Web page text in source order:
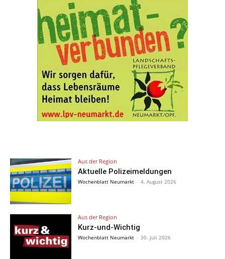
Aus der Region
Aktuelle Polizeimeldungen
Wochenblatt Neumarkt - 4. August 2026
Aus der Region
Kurz-und-Wichtig
Wochenblatt Neumarkt - 30. Juli 2026